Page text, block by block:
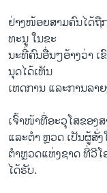
ຢ່າ​ງໜ້ອຍ​ສາມ​ຄົນ​ໄດ້​ຖື
ທະນູ ​ໃນ​ຂະ
ນະ​ທີ່​ຄົນ​ອື່ນໆ​ອ້າງ​ວ່າ ​ເ
ນຸດ​ໄດ້​ເຫັນ
ເຫດການ ​ແລະ​ການລາ
ເຈົ້າ​ໜ້າ​ທີ່​ອະ​ວຸໂສຂອງ
ແລະຕຳ ຫຼວດ ​ເປັນຜູ້ສັ່
ຕຳຫຼວດ​ແຫ່ງ​ຊາດ ທີ່​ວີ​ໂ
ໄດ້ຮັບ.